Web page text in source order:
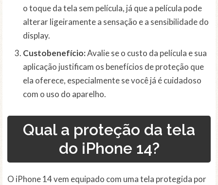
o toque da tela sem película, já que a película pode
alterar ligeiramente a sensação e a sensibilidade do
display.
Custobenefício:Avalie se o custo da película e sua
aplicação justificam os benefícios de proteção que
ela oferece, especialmente se você já é cuidadoso
com o uso do aparelho.
Qual a proteção da tela
do iPhone 14?
O iPhone 14 vem equipado com uma tela protegida por